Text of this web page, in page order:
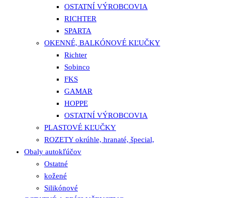
OSTATNÍ VÝROBCOVIA
RICHTER
SPARTA
OKENNÉ, BALKÓNOVÉ KĽUČKY
Richter
Sobinco
FKS
GAMAR
HOPPE
OSTATNÍ VÝROBCOVIA
PLASTOVÉ KĽUČKY
ROZETY okrúhle, hranaté, špecial,
Obaly autokľúčov
Ostatné
kožené
Silikónové